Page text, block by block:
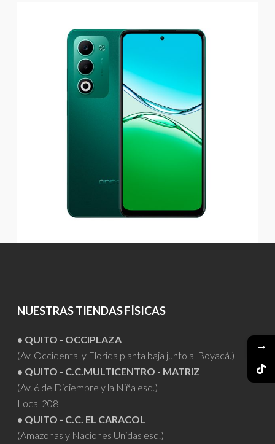
NUESTRAS TIENDAS FÍSICAS
• QUITO - OCCIPLAZA
(Av. Occidental y Florida planta baja junto al Boyacá.)
• QUITO - C.C.MULTICENTRO - MATRIZ
(Av. 6 de Diciembre y la Niña esq.)
Local 208
• QUITO - C.C. EL CARACOL
(Amazonas y Naciones Unidas esq.)
→